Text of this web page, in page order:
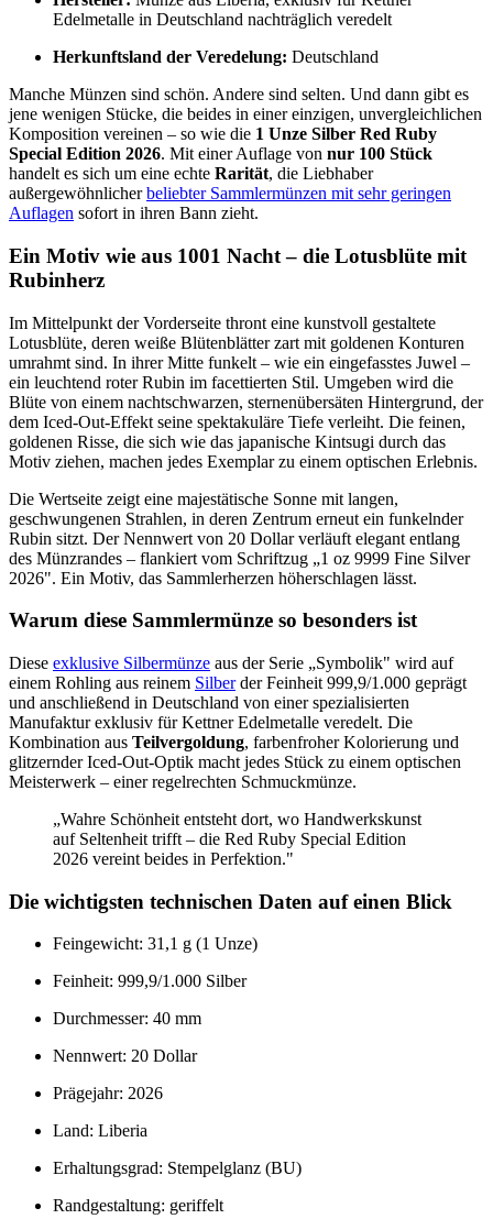
Edelmetalle in Deutschland nachträglich veredelt
Herkunftsland der Veredelung: Deutschland
Manche Münzen sind schön. Andere sind selten. Und dann gibt es
jene wenigen Stücke, die beides in einer einzigen, unvergleichlichen
Komposition vereinen – so wie die 1 Unze Silber Red Ruby
Special Edition 2026. Mit einer Auflage von nur 100 Stück
handelt es sich um eine echte Rarität, die Liebhaber
außergewöhnlicherbeliebter Sammlermünzen mit sehr geringen
Auflagen sofort in ihren Bann zieht.
Ein Motiv wie aus 1001 Nacht – die Lotusblüte mit
Rubinherz
Im Mittelpunkt der Vorderseite thront eine kunstvoll gestaltete
Lotusblüte, deren weiße Blütenblätter zart mit goldenen Konturen
umrahmt sind. In ihrer Mitte funkelt – wie ein eingefasstes Juwel –
ein leuchtend roter Rubin im facettierten Stil. Umgeben wird die
Blüte von einem nachtschwarzen, sternenübersäten Hintergrund, der
dem Iced-Out-Effekt seine spektakuläre Tiefe verleiht. Die feinen,
goldenen Risse, die sich wie das japanische Kintsugi durch das
Motiv ziehen, machen jedes Exemplar zu einem optischen Erlebnis.
Die Wertseite zeigt eine majestätische Sonne mit langen,
geschwungenen Strahlen, in deren Zentrum erneut ein funkelnder
Rubin sitzt. Der Nennwert von 20 Dollar verläuft elegant entlang
des Münzrandes – flankiert vom Schriftzug „1 oz 9999 Fine Silver
2026". Ein Motiv, das Sammlerherzen höherschlagen lässt.
Warum diese Sammlermünze so besonders ist
Diese exklusive Silbermünze aus der Serie „Symbolik" wird auf
einem Rohling aus reinem Silberder Feinheit 999,9/1.000 geprägt
und anschließend in Deutschland von einer spezialisierten
Manufaktur exklusiv für Kettner Edelmetalle veredelt. Die
Kombination aus Teilvergoldung, farbenfroher Kolorierung und
glitzernder Iced-Out-Optik macht jedes Stück zu einem optischen
Meisterwerk – einer regelrechten Schmuckmünze.
„Wahre Schönheit entsteht dort, wo Handwerkskunst
auf Seltenheit trifft – die Red Ruby Special Edition
2026 vereint beides in Perfektion."
Die wichtigsten technischen Daten auf einen Blick
Feingewicht: 31,1 g (1 Unze)
Feinheit: 999,9/1.000 Silber
Durchmesser: 40 mm
Nennwert: 20 Dollar
Prägejahr: 2026
Land: Liberia
Erhaltungsgrad: Stempelglanz (BU)
Randgestaltung: geriffelt